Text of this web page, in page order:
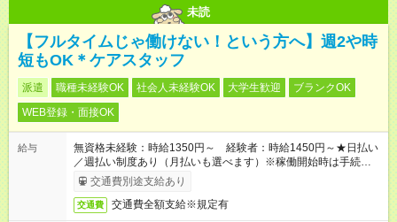
未読
【フルタイムじゃ働けない！という方へ】週2や時
短もOK＊ケアスタッフ
派遣 職種未経験OK 社会人未経験OK 大学生歓迎
ブランクOK
WEB登録・面接OK
給与
無資格未経験：時給1350円～ 経験者：時給1450円～★日払い
／週払い制度あり（月払いも選べます）※稼働開始時は手続き完
了次第のお支払いとなります。
交通費別途支給あり
交通費 交通費全額支給※規定有